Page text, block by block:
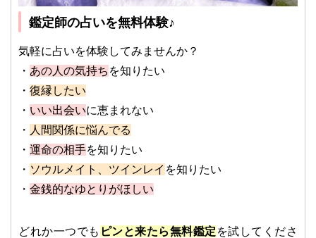
鑑定師の占いを無料体験♪
気軽に占いを体験してみませんか？
・ あの人の気持ち を知りたい
・ 復縁したい
・ いい出会いに恵まれない
・ 人間関係に悩んでる
・ 運命の相手を知りたい
・ ソウルメイト、ツインレイ を知りたい
・ 金銭的なゆとりがほしい
どれか一つでも ピンと来たら無料鑑定 を試してくださ